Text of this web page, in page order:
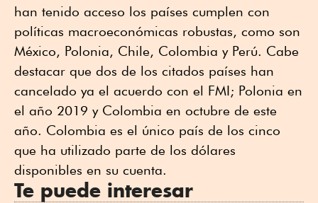
han tenido acceso los países cumplen con
políticas macroeconómicas robustas, como son
México, Polonia, Chile, Colombia y Perú. Cabe
destacar que dos de los citados países han
cancelado ya el acuerdo con el FMI; Polonia en
el año 2019 y Colombia en octubre de este
año. Colombia es el único país de los cinco
que ha utilizado parte de los dólares
disponibles en su cuenta.
Te puede interesar